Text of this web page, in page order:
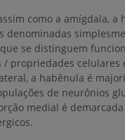
como a amígdala, a
denominadas
se distinguem
propriedades celulares
a habênula é
de neurônios
medial é